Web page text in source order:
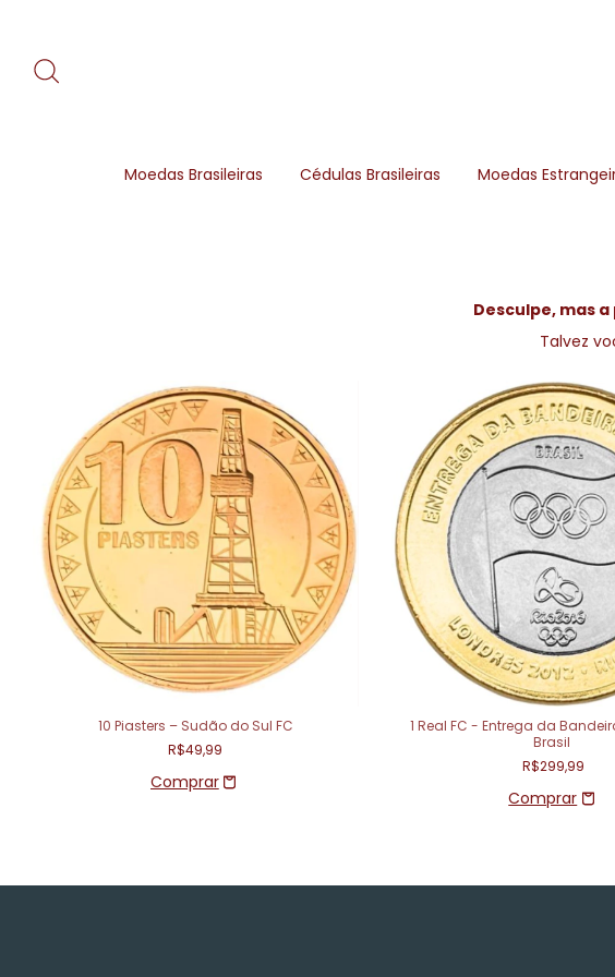
Moedas Brasileiras Cédulas Brasileiras Moedas
Desculpe, mas
Talvez
10 Piasters – Sudão do Sul FC
R$49,99
1 Real FC - Entrega da
Brasil
R$299,99